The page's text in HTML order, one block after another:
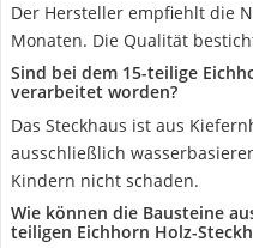
Der Hersteller empfiehlt die
Monaten. Die Qualität
Sind bei dem 15-teilige
verarbeitet worden?
Das Steckhaus ist aus
ausschließlich
Kindern nicht schaden.
Wie können die Bausteine
teiligen Eichhorn Holz-